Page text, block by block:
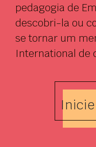
pedagogia de
descobri-la ou
se tornar um
International de
Inicie